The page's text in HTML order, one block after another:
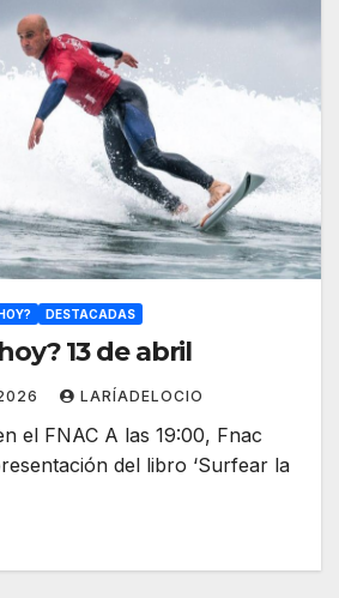
DESTACADAS
13 de abril
LARÍADELOCIO
el FNAC A las 19:00, Fnac
del libro ‘Surfear la